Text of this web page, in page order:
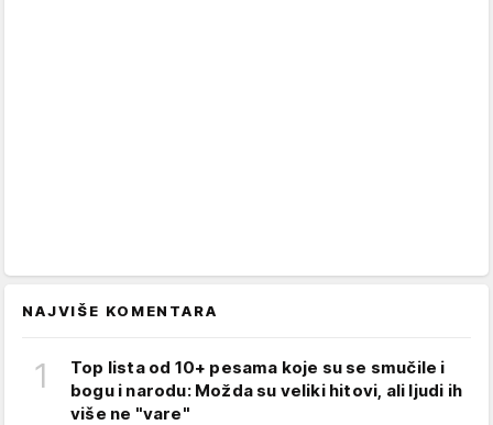
NAJVIŠE KOMENTARA
1
Top lista od 10+ pesama koje su se smučile i
bogu i narodu: Možda su veliki hitovi, ali ljudi ih
više ne "vare"